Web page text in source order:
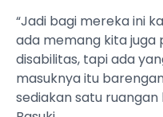
“Jadi bagi mereka ini
ada memang kita juga
disabilitas, tapi ada
masuknya itu
sediakan satu ruangan